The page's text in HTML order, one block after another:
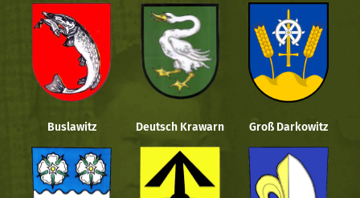
Buslawitz Deutsch Krawarn Groß Darkowitz